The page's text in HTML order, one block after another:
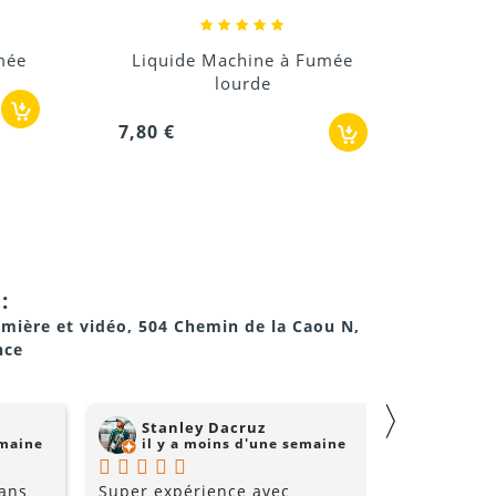
Liquide Machine à Bulles
et vidéo, 504 Chemin de la Caou N,
Stanley Dacruz
il y a moins d'une semaine
Super expérience avec
〉